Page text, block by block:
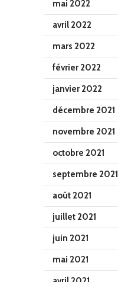
mai 2022
avril 2022
mars 2022
février 2022
janvier 2022
décembre 2021
novembre 2021
octobre 2021
septembre 2021
août 2021
juillet 2021
juin 2021
mai 2021